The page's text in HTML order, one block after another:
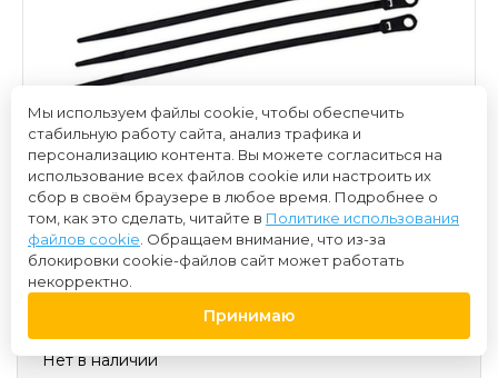
Нет в наличии
Мы используем файлы cookie, чтобы обеспечить
стабильную работу сайта, анализ трафика и
персонализацию контента. Вы можете согласиться на
использование всех файлов cookie или настроить их
сбор в своём браузере в любое время. Подробнее о
том, как это сделать, читайте в Политике использования
файлов cookie . Обращаем внимание, что из-за
блокировки cookie-файлов сайт может работать
некорректно.
Принимаю